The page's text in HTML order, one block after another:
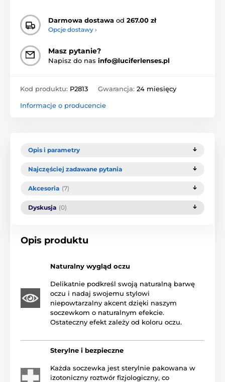
Darmowa dostawa od 267.00 zł
Opcje dostawy ›
Masz pytanie?
Napisz do nas info@luciferlenses.pl
Kod produktu: P2813 Gwarancja: 24 miesięcy
Informacje o producencie
Opis i parametry
Najczęściej zadawane pytania
Akcesoria (7)
Dyskusja (0)
Opis produktu
Naturalny wygląd oczu
Delikatnie podkreśl swoją naturalną barwę
oczu i nadaj swojemu stylowi
niepowtarzalny akcent dzięki naszym
soczewkom o naturalnym efekcie.
Ostateczny efekt zależy od koloru oczu.
Sterylne i bezpieczne
Każda soczewka jest sterylnie pakowana w
izotoniczny roztwór fizjologiczny, co